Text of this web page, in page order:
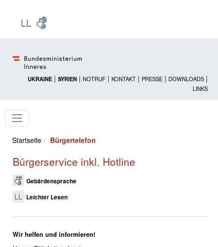
UKRAINE | SYRIEN | NOTRUF | KONTAKT | PRESSE | DOWNLOADS |
LINKS
Startseite Bürgertelefon
Bürgerservice inkl. Hotline
Gebärdensprache
Leichter Lesen
Wir helfen und informieren!